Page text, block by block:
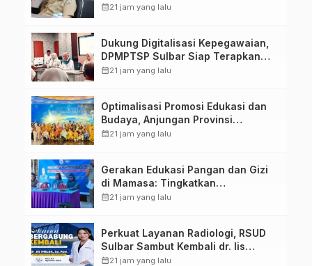
calendar_month21 jam yang lalu
Dukung Digitalisasi Kepegawaian,
DPMPTSP Sulbar Siap Terapkan
Aplikasi FLEKSI ASN
calendar_month21 jam yang lalu
Optimalisasi Promosi Edukasi dan
Budaya, Anjungan Provinsi
Sulawesi Barat Perkuat Kolaborasi
calendar_month21 jam yang lalu
Gerakan Edukasi Pangan dan Gizi
di Mamasa: Tingkatkan
Pengetahuan dan Keterampilan
calendar_month21 jam yang lalu
Perkuat Layanan Radiologi, RSUD
Sulbar Sambut Kembali dr. Iis
Imelda, Sp.Rad
calendar_month21 jam yang lalu